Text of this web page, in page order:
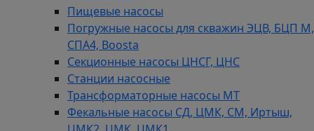
Пищевые насосы
Погружные насосы для скважин ЭЦВ, БЦП М,
СПА4, Boosta
Секционные насосы ЦНСГ, ЦНС
Станции насосные
Трансформаторные насосы МТ
Фекальные насосы СД, ЦМК, СМ, Иртыш,